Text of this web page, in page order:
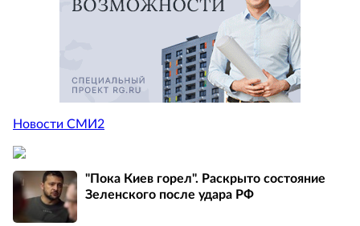
Новости СМИ2
"Пока Киев горел". Раскрыто состояние
Зеленского после удара РФ